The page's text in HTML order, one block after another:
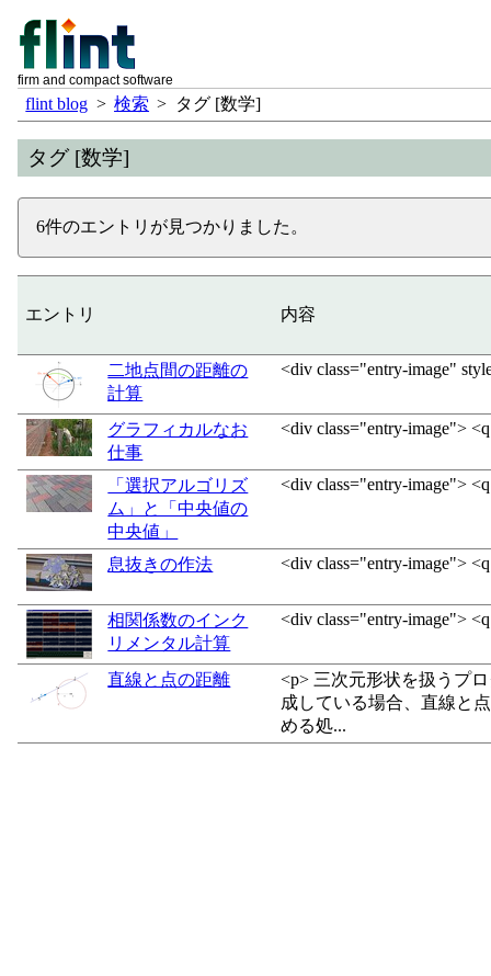
firm and compact software
flint blog > 検索 > タグ [数学]
タグ [数学]
6件のエントリが見つかりました。
エントリ 内容
二地点間の距離の
計算
<div class="entry-image"
グラフィカルなお
仕事
<div class="entry-image">
「選択アルゴリズ
ム」と「中央値の
中央値」
<div class="entry-image">
息抜きの作法 <div class="entry-image">
相関係数のインク
リメンタル計算
<div class="entry-image">
直線と点の距離
<p> 三次元形状を扱うプ
成している場合、直線と
める処...